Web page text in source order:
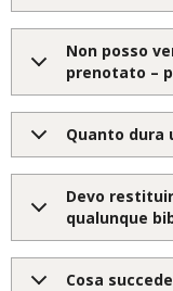
Non posso
prenotato –
Quanto dura
Devo
qualunque
Cosa